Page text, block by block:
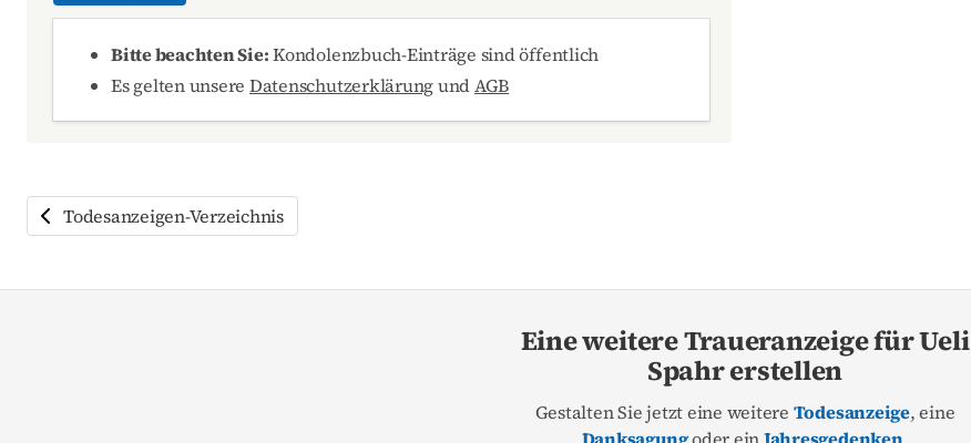
Bitte beachten Sie:Kondolenzbuch-Einträge sind öffentlich
Es gelten unsere DatenschutzerklärungundAGB
Todesanzeigen-Verzeichnis
Eine weitere Traueranzeige für Ueli
Spahr erstellen
Gestalten Sie jetzt eine weitere Todesanzeige, eine